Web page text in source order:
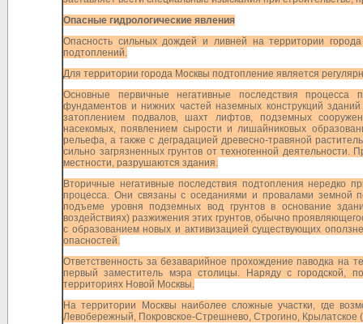
Опасные гидрологические явления
Опасность сильных дождей и ливней на территории
подтоплений.
Для территории города Москвы подтопление является
Основные первичные негативные последствия процесса
фундаментов и нижних частей наземных конструкций
затоплением подвалов, шахт лифтов, подземных
насекомых, появлением сырости и лишайниковых
рельефа, а также с деградацией древесно-травяной
сильно загрязненных грунтов от техногенной
местности, разрушаются здания.
Вторичные негативные последствия подтопления нередко
процесса. Они связаны с оседаниями и провалами земной
подъеме уровня подземных вод грунтов в основание
воздействиях) разжижения этих грунтов, обычно
с образованием новых и активизацией существующих
опасностей.
Ответственность за безаварийное прохождение паводка на
первый заместитель мэра столицы. Наряду с городской,
территориях Новой Москвы.
На территории Москвы наиболее сложные участки, где
Левобережный, Покровское-Стрешнево, Строгино, Крылатское